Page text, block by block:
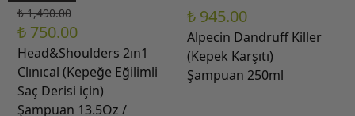
₺ 1,490.00
₺ 750.00
Head&Shoulders 2ın1
Clınıcal (Kepeğe Eğilimli
Saç Derisi için)
Şampuan 13.5Oz /
₺ 945.00
Alpecin Dandruff Killer
(Kepek Karşıtı)
Şampuan 250ml